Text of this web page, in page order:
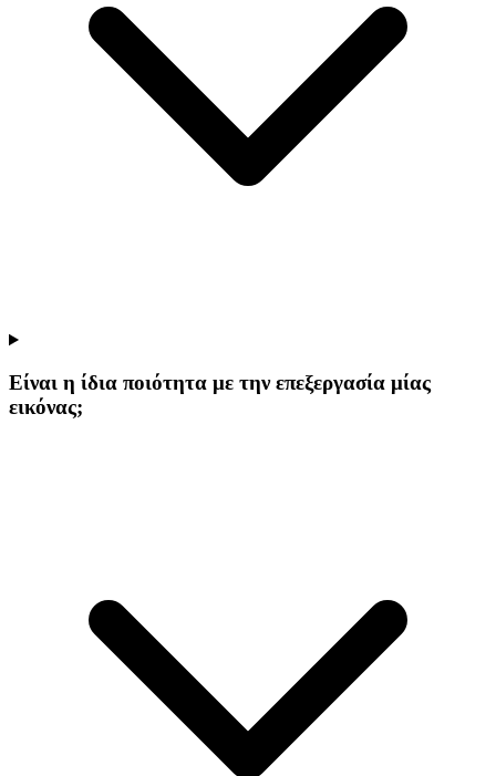
Είναι η ίδια ποιότητα με την επεξεργασία μίας
εικόνας;